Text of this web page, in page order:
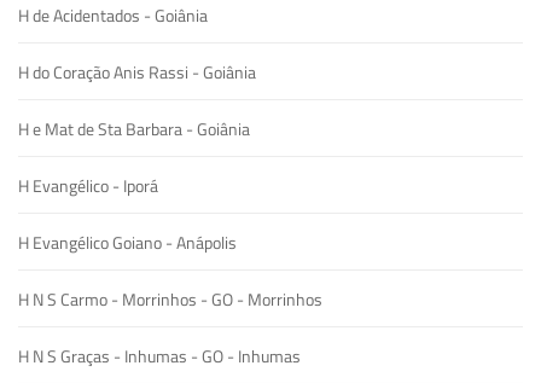
H de Acidentados - Goiânia
H do Coração Anis Rassi - Goiânia
H e Mat de Sta Barbara - Goiânia
H Evangélico - Iporá
H Evangélico Goiano - Anápolis
H N S Carmo - Morrinhos - GO - Morrinhos
H N S Graças - Inhumas - GO - Inhumas